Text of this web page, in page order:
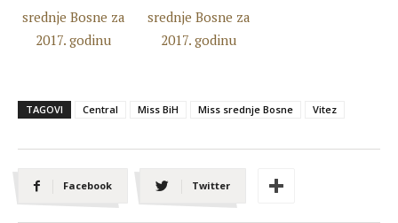
TAGOVI Central Miss BiH Miss srednje Bosne Vitez
Facebook Twitter